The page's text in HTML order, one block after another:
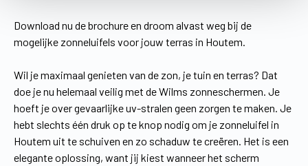
Download nu de brochure en droom alvast weg bij de
mogelijke zonneluifels voor jouw terras in Houtem.
Wil je maximaal genieten van de zon, je tuin en terras? Dat
doe je nu helemaal veilig met de Wilms zonneschermen. Je
hoeft je over gevaarlijke uv-stralen geen zorgen te maken. Je
hebt slechts één druk op te knop nodig om je zonneluifel in
Houtem uit te schuiven en zo schaduw te creëren. Het is een
elegante oplossing, want jij kiest wanneer het scherm